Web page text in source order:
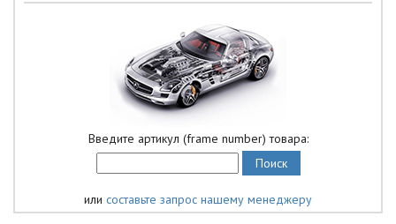
Введите артикул (frame number) товара:
или составьте запрос нашему менеджеру